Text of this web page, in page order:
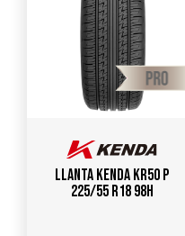
Llanta KENDA KR50 P
225/55 R18 98H